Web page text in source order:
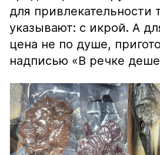
для привлекательности
указывают: с икрой. А
цена не по душе,
надписью «В речке